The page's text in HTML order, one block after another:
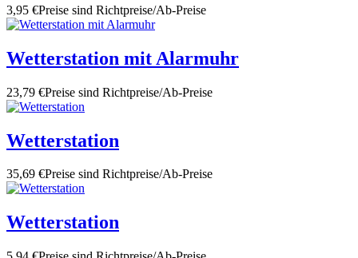
3,95 €Preise sind Richtpreise/Ab-Preise
Wetterstation mit Alarmuhr
23,79 €Preise sind Richtpreise/Ab-Preise
Wetterstation
35,69 €Preise sind Richtpreise/Ab-Preise
Wetterstation